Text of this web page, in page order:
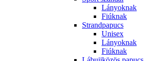
Lányoknak
Fiúknak
Strandpapucs
Unisex
Lányoknak
Fiúknak